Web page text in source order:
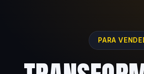
PARA